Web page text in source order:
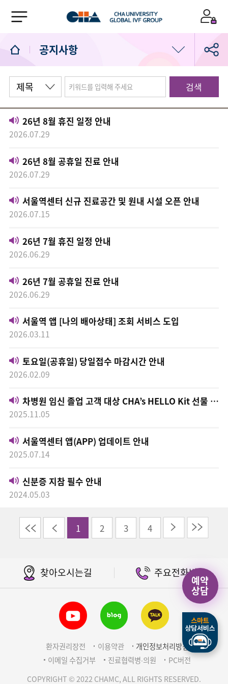
공지사항
공지사항
임신축하합니다
고마워요차병원
고객의소리
검색
26년 8월 휴진 일정 안내
2026.07.29
26년 8월 공휴일 진료 안내
2026.07.29
서울역센터 신규 진료공간 및 원내 시설 오픈 안내
2026.07.15
26년 7월 휴진 일정 안내
2026.06.29
26년 7월 공휴일 진료 안내
2026.06.29
서울역 앱 [나의 배아상태] 조회 서비스 도입
2026.03.11
토요일(공휴일) 당일접수 마감시간 안내
2026.02.09
차병원 임신 졸업 고객 대상 CHA’s HELLO Kit 선물 증정
2025.11.05
서울역센터 앱(APP) 업데이트 안내
2025.07.14
신분증 지참 필수 안내
2024.05.03
이전 1 2 3 4 다음 끝
예약
상담
찾아오시는길 주요전화번호
환자권리장전 이용약관
개인정보처리방침
이메일 수집거부
진료협력병∙의원
PC버전
COPYRIGHT © 2022 CHAMC, ALL RIGHTS RESERVED.